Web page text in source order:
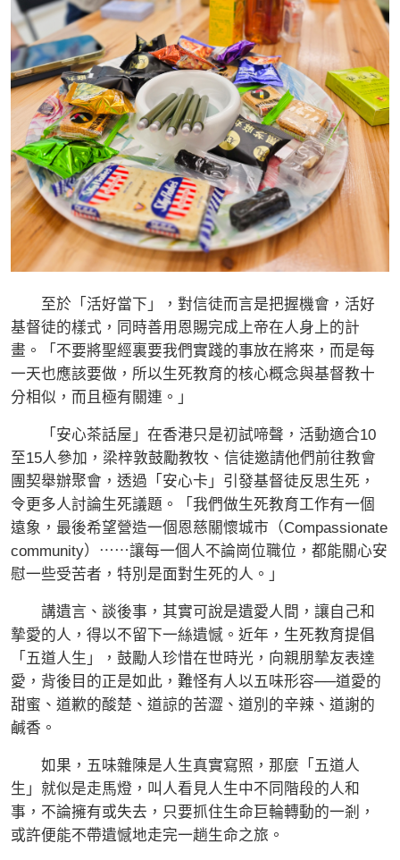
至於「活好當下」，對信徒而言是把握機會，活好
基督徒的樣式，同時善用恩賜完成上帝在人身上的計
畫。「不要將聖經裏要我們實踐的事放在將來，而是每
一天也應該要做，所以生死教育的核心概念與基督教十
分相似，而且極有關連。」
「安心茶話屋」在香港只是初試啼聲，活動適合10
至15人參加，梁梓敦鼓勵教牧、信徒邀請他們前往教會
團契舉辦聚會，透過「安心卡」引發基督徒反思生死，
令更多人討論生死議題。「我們做生死教育工作有一個
遠象，最後希望營造一個恩慈關懷城市（Compassionate
community）⋯⋯讓每一個人不論崗位職位，都能關心安
慰一些受苦者，特別是面對生死的人。」
講遺言、談後事，其實可說是遺愛人間，讓自己和
摯愛的人，得以不留下一絲遺憾。近年，生死教育提倡
「五道人生」，鼓勵人珍惜在世時光，向親朋摯友表達
愛，背後目的正是如此，難怪有人以五味形容──道愛的
甜蜜、道歉的酸楚、道諒的苦澀、道別的辛辣、道謝的
鹹香。
如果，五味雜陳是人生真實寫照，那麼「五道人
生」就似是走馬燈，叫人看見人生中不同階段的人和
事，不論擁有或失去，只要抓住生命巨輪轉動的一剎，
或許便能不帶遺憾地走完一趟生命之旅。